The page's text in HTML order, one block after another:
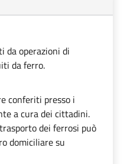
operazioni di
da ferro.
conferiti presso i
a cura dei cittadini.
dei ferrosi può
domiciliare su